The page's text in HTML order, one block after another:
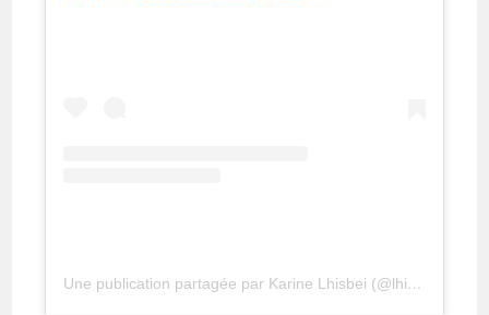
Une publication partagée par Karine Lhisbei (@lhisbei)